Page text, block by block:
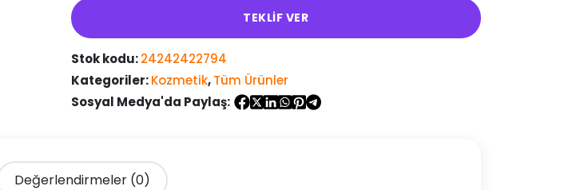
adet
TEKLİF VER
Stok kodu:24242422794
Kategoriler:Kozmetik,Tüm Ürünler
Sosyal Medya'da Paylaş:
Değerlendirmeler (0)